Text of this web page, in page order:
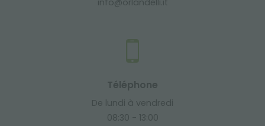
info@orlandelli.it
Téléphone
De lundi à vendredi
08:30 - 13:00